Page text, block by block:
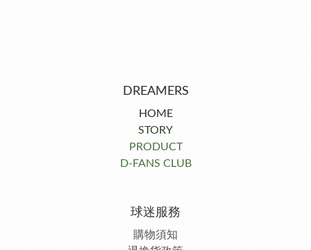
DREAMERS
HOME
STORY
PRODUCT
D-FANS CLUB
球迷服務
購物須知